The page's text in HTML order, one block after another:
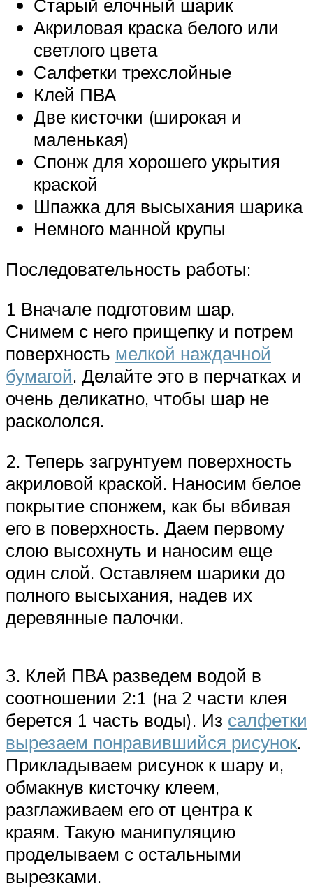
Старый елочный шарик
Акриловая краска белого или
светлого цвета
Салфетки трехслойные
Клей ПВА
Две кисточки (широкая и
маленькая)
Спонж для хорошего укрытия
краской
Шпажка для высыхания шарика
Немного манной крупы
Последовательность работы:
1 Вначале подготовим шар.
Снимем с него прищепку и потрем
поверхность мелкой наждачной
бумагой. Делайте это в перчатках и
очень деликатно, чтобы шар не
раскололся.
2. Теперь загрунтуем поверхность
акриловой краской. Наносим белое
покрытие спонжем, как бы вбивая
его в поверхность. Даем первому
слою высохнуть и наносим еще
один слой. Оставляем шарики до
полного высыхания, надев их
деревянные палочки.
3. Клей ПВА разведем водой в
соотношении 2:1 (на 2 части клея
берется 1 часть воды). Из салфетки
вырезаем понравившийся рисунок.
Прикладываем рисунок к шару и,
обмакнув кисточку клеем,
разглаживаем его от центра к
краям. Такую манипуляцию
проделываем с остальными
вырезками.